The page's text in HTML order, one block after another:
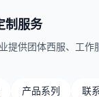
制服务
提供团体西服、工作
产品系列 联